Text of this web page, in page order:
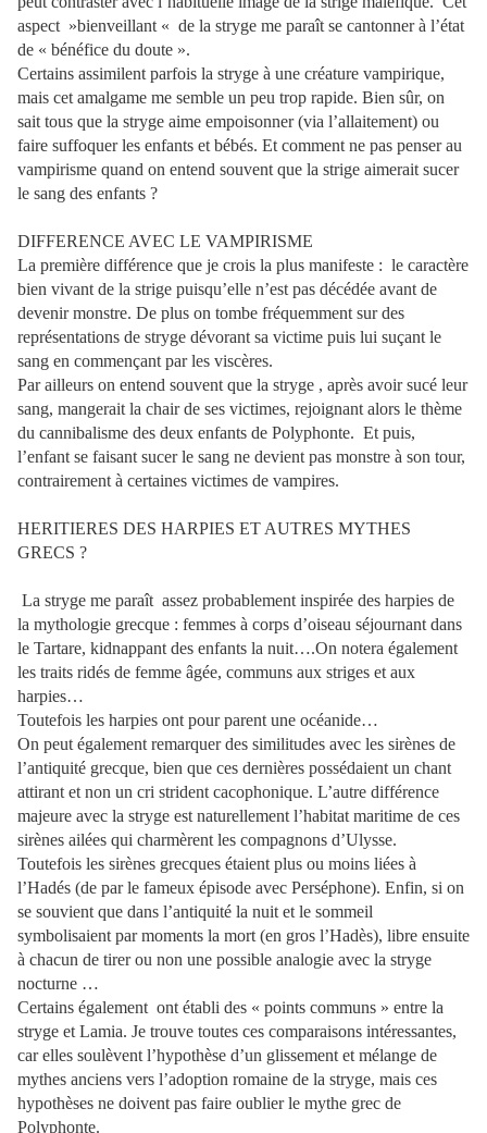
aspect »bienveillant « de la stryge me paraît se cantonner à l’état
de « bénéfice du doute ».
Certains assimilent parfois la stryge à une créature vampirique,
mais cet amalgame me semble un peu trop rapide. Bien sûr, on
sait tous que la stryge aime empoisonner (via l’allaitement) ou
faire suffoquer les enfants et bébés. Et comment ne pas penser au
vampirisme quand on entend souvent que la strige aimerait sucer
le sang des enfants ?
DIFFERENCE AVEC LE VAMPIRISME
La première différence que je crois la plus manifeste : le caractère
bien vivant de la strige puisqu’elle n’est pas décédée avant de
devenir monstre. De plus on tombe fréquemment sur des
représentations de stryge dévorant sa victime puis lui suçant le
sang en commençant par les viscères.
Par ailleurs on entend souvent que la stryge , après avoir sucé leur
sang, mangerait la chair de ses victimes, rejoignant alors le thème
du cannibalisme des deux enfants de Polyphonte. Et puis,
l’enfant se faisant sucer le sang ne devient pas monstre à son tour,
contrairement à certaines victimes de vampires.
HERITIERES DES HARPIES ET AUTRES MYTHES
GRECS ?
La stryge me paraît assez probablement inspirée des harpies de
la mythologie grecque : femmes à corps d’oiseau séjournant dans
le Tartare, kidnappant des enfants la nuit….On notera également
les traits ridés de femme âgée, communs aux striges et aux
harpies…
Toutefois les harpies ont pour parent une océanide…
On peut également remarquer des similitudes avec les sirènes de
l’antiquité grecque, bien que ces dernières possédaient un chant
attirant et non un cri strident cacophonique. L’autre différence
majeure avec la stryge est naturellement l’habitat maritime de ces
sirènes ailées qui charmèrent les compagnons d’Ulysse.
Toutefois les sirènes grecques étaient plus ou moins liées à
l’Hadés (de par le fameux épisode avec Perséphone). Enfin, si on
se souvient que dans l’antiquité la nuit et le sommeil
symbolisaient par moments la mort (en gros l’Hadès), libre ensuite
à chacun de tirer ou non une possible analogie avec la stryge
nocturne …
Certains également ont établi des « points communs » entre la
stryge et Lamia. Je trouve toutes ces comparaisons intéressantes,
car elles soulèvent l’hypothèse d’un glissement et mélange de
mythes anciens vers l’adoption romaine de la stryge, mais ces
hypothèses ne doivent pas faire oublier le mythe grec de
Polyphonte.